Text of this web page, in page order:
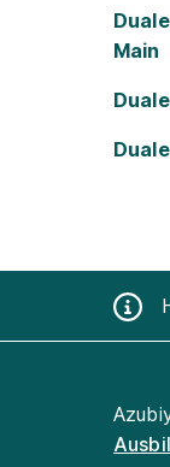
Main